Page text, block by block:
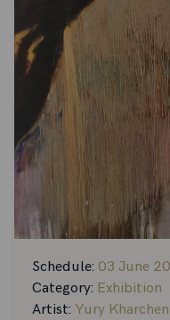
Schedule: 03 June
Category: Exhibition
Artist: Yury